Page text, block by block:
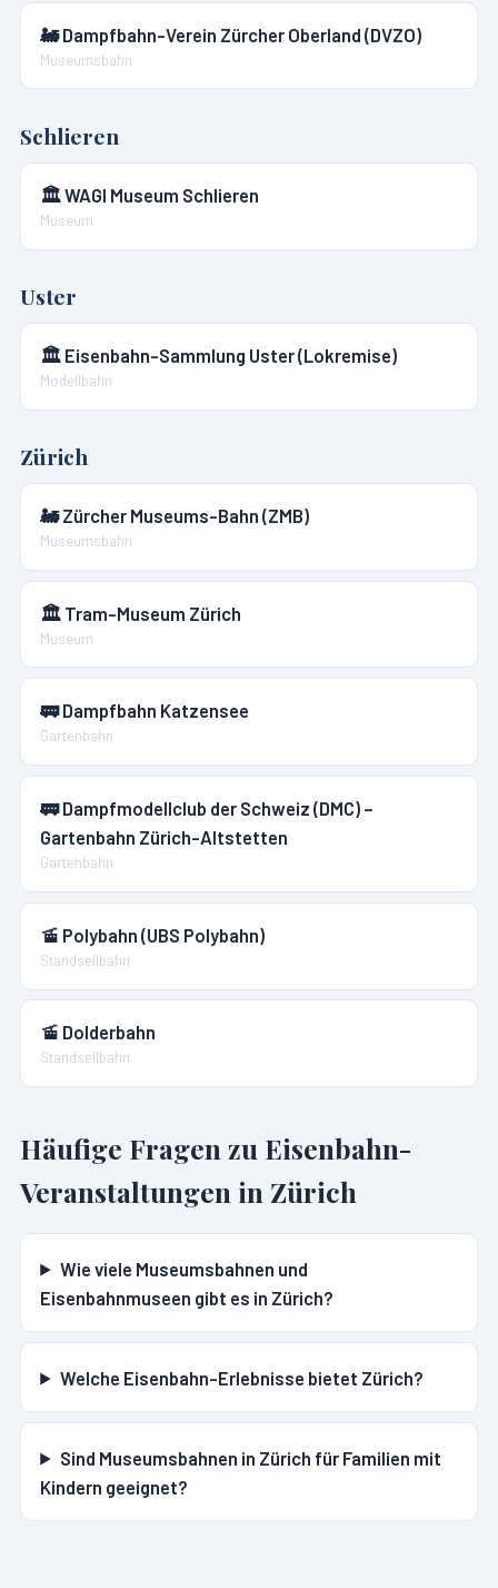
🚂Dampfbahn-Verein Zürcher Oberland (DVZO)
Museumsbahn
Schlieren
🏛️WAGI Museum Schlieren
Museum
Uster
🏛️ Eisenbahn-Sammlung Uster (Lokremise)
Modellbahn
Zürich
🚂Zürcher Museums-Bahn (ZMB)
Museumsbahn
🏛️ Tram-Museum Zürich
Museum
🚃Dampfbahn Katzensee
Gartenbahn
🚃Dampfmodellclub der Schweiz (DMC) –
Gartenbahn Zürich-Altstetten
Gartenbahn
🚡 Polybahn (UBS Polybahn)
Standseilbahn
🚡 Dolderbahn
Standseilbahn
Häufige Fragen zu Eisenbahn-
Veranstaltungen in Zürich
Wie viele Museumsbahnen und
Eisenbahnmuseen gibt es in Zürich?
Welche Eisenbahn-Erlebnisse bietet Zürich?
Sind Museumsbahnen in Zürich für Familien mit
Kindern geeignet?